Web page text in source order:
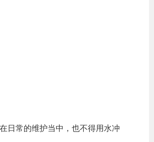
日常的维护当中，也不得用水冲